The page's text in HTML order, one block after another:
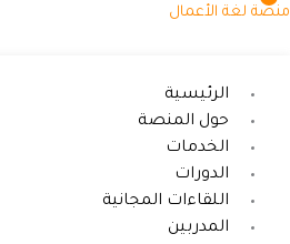
تخطي
منصة لغة الأعمال
الرئيسية
حول المنصة
الخدمات
الدورات
اللقاءات المجانية
المدربين